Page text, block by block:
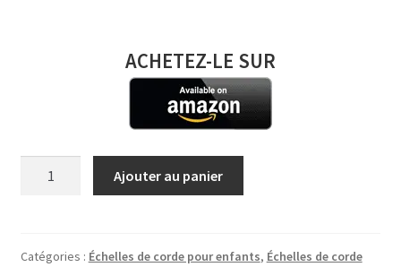
ACHETEZ-LE SUR
corde
Ajouter au panier
Catégories : Échelles de corde pour enfants, Échelles de corde